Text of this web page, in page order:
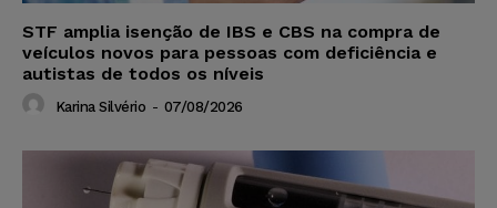
STF amplia isenção de IBS e CBS na compra de
veículos novos para pessoas com deficiência e
autistas de todos os níveis
Karina Silvério - 07/08/2026